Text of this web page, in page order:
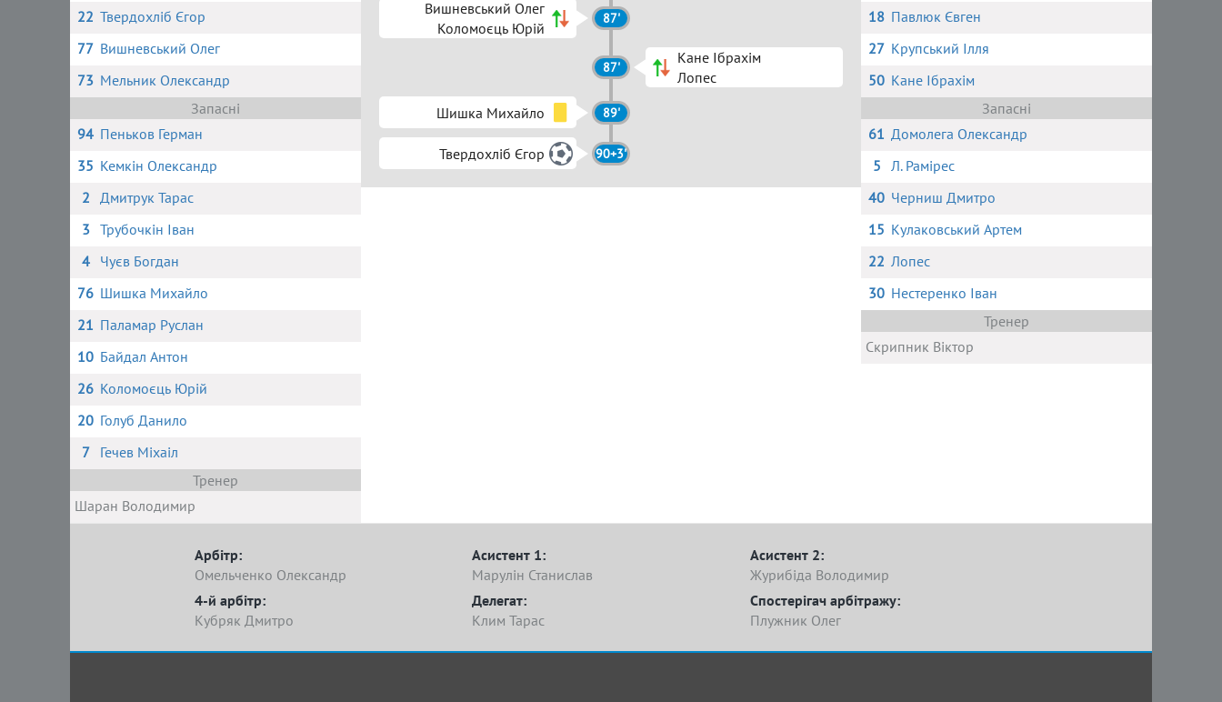
22 Твердохліб Єгор
77 Вишневський Олег
73 Мельник Олександр
Запасні
94 Пеньков Герман
35 Кемкін Олександр
2 Дмитрук Тарас
3 Трубочкін Іван
4
Чуєв Богдан
76 Шишка Михайло
21 Паламар Руслан
10 Байдал Антон
26 Коломоєць Юрій
20 Голуб Данило
7
Гечев Міхаіл
Тренер
Шаран Володимир
Вишневський Олег
Коломоєць Юрій
87'
87'
Кане Ібрахім
Лопес
Шишка Михайло
89'
Твердохліб Єгор 90+3'
18 Павлюк Євген
27 Крупський Ілля
50 Кане Ібрахім
Запасні
61 Домолега Олександр
5 Л. Рамірес
40 Черниш Дмитро
15 Кулаковський Артем
22 Лопес
30 Нестеренко Іван
Тренер
Скрипник Віктор
Арбітр:
Омельченко Олександр
Асистент 1:
Марулін Станислав
Асистент 2:
Журибіда Володимир
4-й арбітр:
Кубряк Дмитро
Делегат:
Клим Тарас
Спостерігач арбітражу:
Плужник Олег